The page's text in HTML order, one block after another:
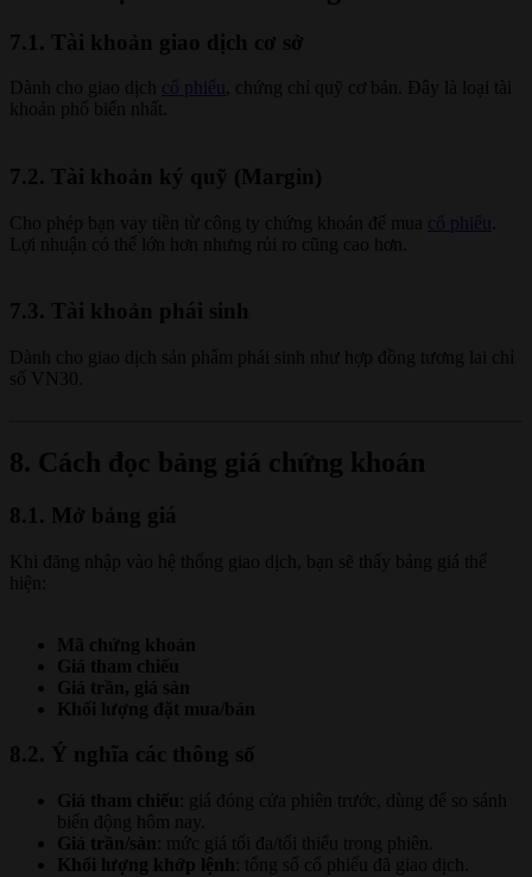
7.1. Tài khoản giao dịch cơ sở
Dành cho giao dịch cổ phiếu
, chứng chỉ quỹ cơ bản. Đây là loại tài
khoản phổ biến nhất.
7.2. Tài khoản ký quỹ (Margin)
Cho phép bạn vay tiền từ công ty chứng khoán để mua cổ phiếu
Lợi nhuận có thể lớn hơn nhưng rủi ro cũng cao hơn.
7.3. Tài khoản phái sinh
Dành cho giao dịch sản phẩm phái sinh như hợp đồng tương lai chỉ
số VN30.
8. Cách đọc bảng giá chứng khoán
8.1. Mở bảng giá
Khi đăng nhập vào hệ thống giao dịch, bạn sẽ thấy bảng giá thể
hiện:
Mã chứng khoán
Giá tham chiếu
Giá trần, giá sàn
Khối lượng đặt mua/bán
8.2. Ý nghĩa các thông số
Giá tham chiếu
: giá đóng cửa phiên trước, dùng để so sánh
biến động hôm nay.
Giá trần/sàn
: mức giá tối đa/tối thiểu trong phiên.
Khối lượng khớp lệnh
: tổng số cổ phiếu đã giao dịch.